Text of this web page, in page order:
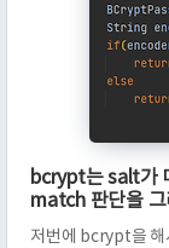
bcrypt는 salt가
match 판단을 그
저번에 bcrypt을 해